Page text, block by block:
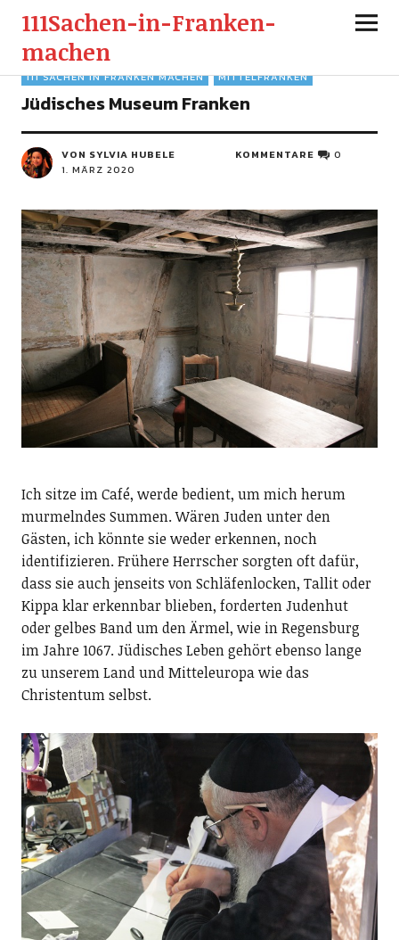
111Sachen-in-Franken-
machen
111 SACHEN IN FRANKEN MACHEN MITTELFRANKEN
Jüdisches Museum Franken
VON SYLVIA HUBELE
1. MÄRZ 2020
KOMMENTARE 0
Ich sitze im Café, werde bedient, um mich herum
murmelndes Summen. Wären Juden unter den
Gästen, ich könnte sie weder erkennen, noch
identifizieren. Frühere Herrscher sorgten oft dafür,
dass sie auch jenseits von Schläfenlocken, Tallit oder
Kippa klar erkennbar blieben, forderten Judenhut
oder gelbes Band um den Ärmel, wie in Regensburg
im Jahre 1067. Jüdisches Leben gehört ebenso lange
zu unserem Land und Mitteleuropa wie das
Christentum selbst.